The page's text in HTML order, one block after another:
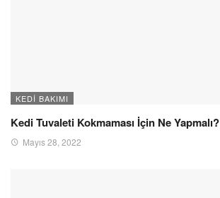
KEDI BAKIMI
Kedi Tuvaleti Kokmaması İçin Ne Yapmalı?
Mayıs 28, 2022